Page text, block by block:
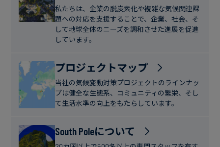
み
飲
料
ス
テ
ナ
ブ
フ
ァ
ー
ス
ス
デ
ィ
ニ
ー
ス
私たちは、企業の脱炭素化や複雑な気候関連課
題への対応を支援することで、企業、社会、そ
して地球全体のニーズを調和させた進展を促進
しています。
プロジェクトマップ
当社の気候変動対策プロジェクトのラインナッ
プは健全な生態系、コミュニティの繁栄、そし
て生活水準の向上をもたらしています。
South Poleについて